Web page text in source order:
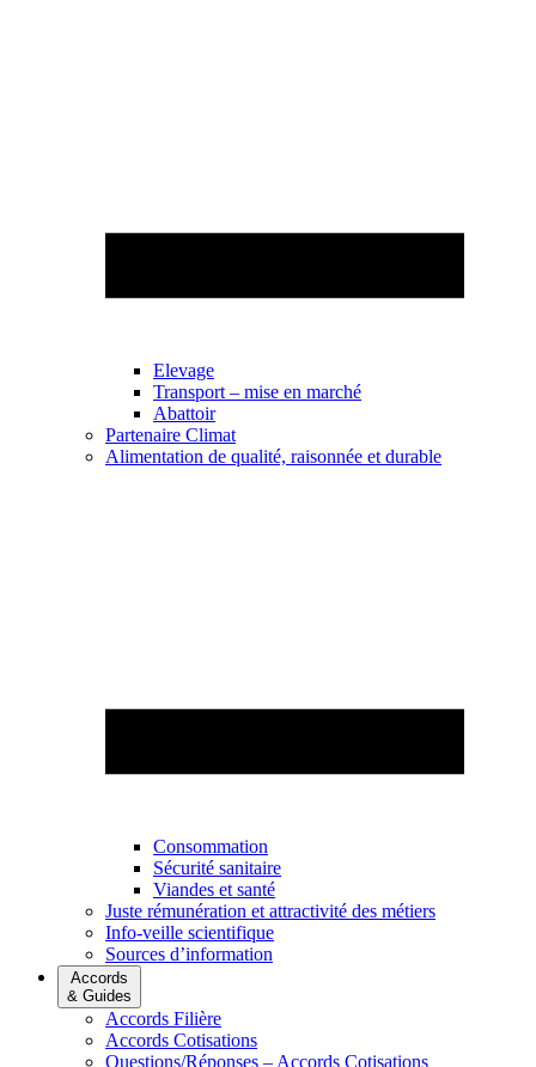
Elevage
Transport – mise en marché
Abattoir
Partenaire Climat
Alimentation de qualité, raisonnée et durable
Consommation
Sécurité sanitaire
Viandes et santé
Juste rémunération et attractivité des métiers
Info-veille scientifique
Sources d’information
Accords
& Guides
Accords Filière
Accords Cotisations
Questions/Réponses – Accords Cotisations